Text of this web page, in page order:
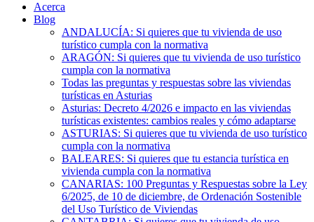
Acerca
Blog
ANDALUCÍA: Si quieres que tu vivienda de uso
turístico cumpla con la normativa
ARAGÓN: Si quieres que tu vivienda de uso turístico
cumpla con la normativa
Todas las preguntas y respuestas sobre las viviendas
turísticas en Asturias
Asturias: Decreto 4/2026 e impacto en las viviendas
turísticas existentes: cambios reales y cómo adaptarse
ASTURIAS: Si quieres que tu vivienda de uso turístico
cumpla con la normativa
BALEARES: Si quieres que tu estancia turística en
vivienda cumpla con la normativa
CANARIAS: 100 Preguntas y Respuestas sobre la Ley
6/2025, de 10 de diciembre, de Ordenación Sostenible
del Uso Turístico de Viviendas